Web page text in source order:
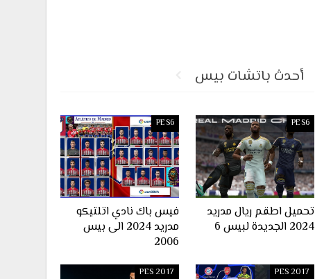
أحدث باتشات بيس
PES6
تحميل اطقم ريال مدريد
2024 الجديدة لبيس 6
PES6
فيس باك نادي اتلتيكو
مدريد 2024 الى بيس
2006
PES 2017
PES 2017